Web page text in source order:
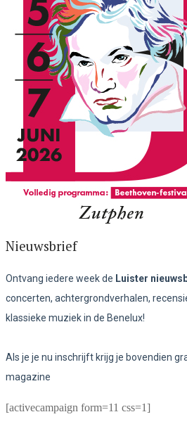
Nieuwsbrief
Ontvang iedere week de Luister
concerten, achtergrondverhalen,
klassieke muziek in de Benelux!
Als je je nu inschrijft krijg je bovendien
magazine
[activecampaign form=11 css=1]